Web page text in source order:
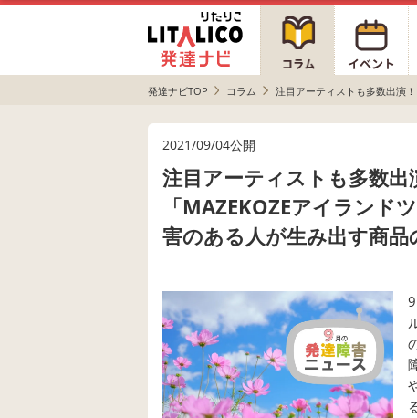
発達ナビTOP コラム 注目アーティストも多数出演
2021/09/04公開
注目アーティストも多数
「MAZEKOZEアイランド
害のある人が生み出す商